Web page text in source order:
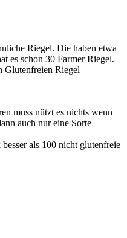
Riegel. Die haben etwa
es schon 30 Farmer Riegel.
Glutenfreien Riegel
muss nützt es nichts wenn
auch nur eine Sorte
als 100 nicht glutenfreie